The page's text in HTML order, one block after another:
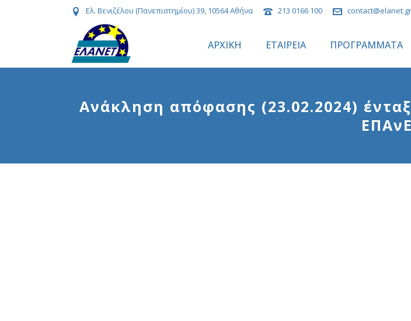
Ελ. Βενιζέλου (Πανεπιστημίου) 39, 10564 Αθήνα 213 0166 100 contact@elanet.gr
ΑΡΧΙΚΗ ΕΤΑΙΡΕΙΑ ΠΡΟΓΡΑΜΜΑΤΑ
Ανάκληση απόφασης (23.02.2024)